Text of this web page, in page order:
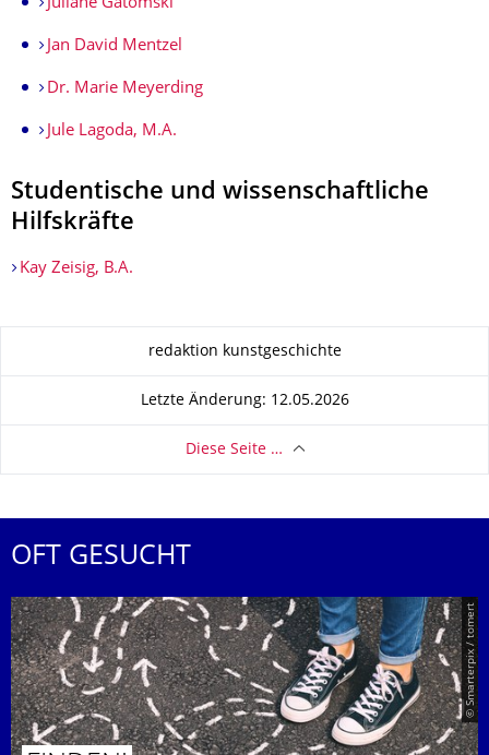
Juliane Gatomski
Jan David Mentzel
Dr. Marie Meyerding
Jule Lagoda, M.A.
Studentische und wissenschaftliche
Hilfskräfte
Kay Zeisig, B.A.
Zu dieser Seiteredaktion kunstgeschichte
Letzte Änderung: 12.05.2026
Diese Seite …
OFT GESUCHT
© Smarterpix / tomert